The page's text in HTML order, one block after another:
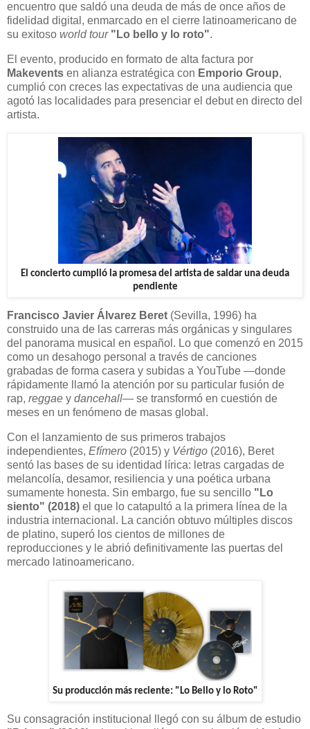
encuentro que saldó una deuda de más de once años de
fidelidad digital, enmarcado en el cierre latinoamericano de
su exitoso world tour "Lo bello y lo roto".
El evento, producido en formato de alta factura por
Makevents en alianza estratégica con Emporio Group,
cumplió con creces las expectativas de una audiencia que
agotó las localidades para presenciar el debut en directo del
artista.
El concierto cumplió la promesa del artista de saldar una deuda
pendiente
Francisco Javier Álvarez Beret (Sevilla, 1996) ha
construido una de las carreras más orgánicas y singulares
del panorama musical en español. Lo que comenzó en 2015
como un desahogo personal a través de canciones
grabadas de forma casera y subidas a YouTube —donde
rápidamente llamó la atención por su particular fusión de
rap, reggae y dancehall— se transformó en cuestión de
meses en un fenómeno de masas global.
Con el lanzamiento de sus primeros trabajos
independientes, Efímero (2015) y Vértigo (2016), Beret
sentó las bases de su identidad lírica: letras cargadas de
melancolía, desamor, resiliencia y una poética urbana
sumamente honesta. Sin embargo, fue su sencillo "Lo
siento" (2018) el que lo catapultó a la primera línea de la
industria internacional. La canción obtuvo múltiples discos
de platino, superó los cientos de millones de
reproducciones y le abrió definitivamente las puertas del
mercado latinoamericano.
Su producción más reciente: "Lo Bello y lo Roto"
Su consagración institucional llegó con su álbum de estudio